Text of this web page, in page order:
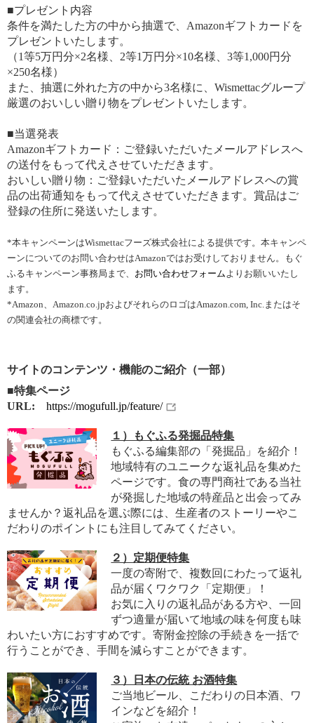
■プレゼント内容
条件を満たした方の中から抽選で、Amazonギフトカードを
プレゼントいたします。
（1等5万円分×2名様、2等1万円分×10名様、3等1,000円分
×250名様）
また、抽選に外れた方の中から3名様に、Wismettacグループ
厳選のおいしい贈り物をプレゼントいたします。
■当選発表
Amazonギフトカード：ご登録いただいたメールアドレスへ
の送付をもって代えさせていただきます。
おいしい贈り物：ご登録いただいたメールアドレスへの賞
品の出荷通知をもって代えさせていただきます。賞品はご
登録の住所に発送いたします。
*本キャンペーンはWismettacフーズ株式会社による提供です。本キャンペ
ーンについてのお問い合わせはAmazonではお受けしておりません。もぐ
ふるキャンペーン事務局まで、 お問い合わせフォームよりお願いいたし
ます。
*Amazon、Amazon.co.jpおよびそれらのロゴはAmazon.com, Inc.またはそ
の関連会社の商標です。
サイトのコンテンツ・機能のご紹介（一部）
■特集ページ
URL:
https://mogufull.jp/feature/
１）もぐふる発掘品特集
もぐふる編集部の「発掘品」を紹介！
地域特有のユニークな返礼品を集めた
ページです。食の専門商社である当社
が発掘した地域の特産品と出会ってみ
ませんか？返礼品を選ぶ際には、生産者のストーリーやこ
だわりのポイントにも注目してみてください。
２）定期便特集
一度の寄附で、複数回にわたって返礼
品が届くワクワク「定期便」！
お気に入りの返礼品がある方や、一回
ずつ適量が届いて地域の味を何度も味
わいたい方におすすめです。寄附金控除の手続きを一括で
行うことができ、手間を減らすことができます。
３）日本の伝統 お酒特集
ご当地ビール、こだわりの日本酒、ワ
インなどを紹介！